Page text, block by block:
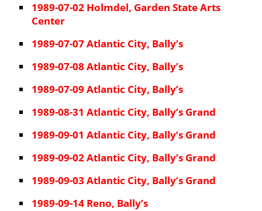
1989-07-02 Holmdel, Garden State Arts
Center
1989-07-07 Atlantic City, Bally’s
1989-07-08 Atlantic City, Bally’s
1989-07-09 Atlantic City, Bally’s
1989-08-31 Atlantic City, Bally’s Grand
1989-09-01 Atlantic City, Bally’s Grand
1989-09-02 Atlantic City, Bally’s Grand
1989-09-03 Atlantic City, Bally’s Grand
1989-09-14 Reno, Bally’s